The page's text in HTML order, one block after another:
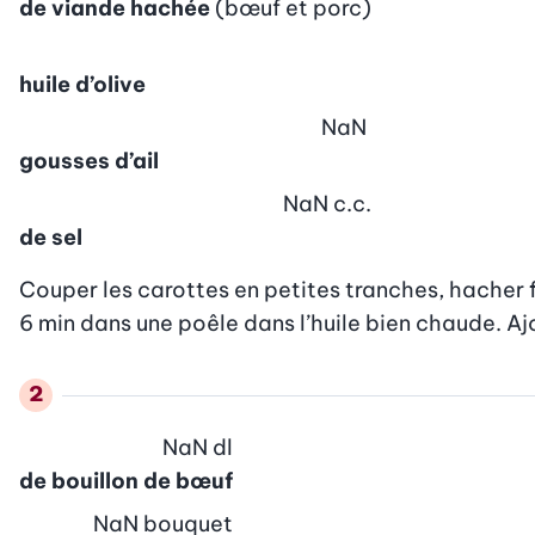
de viande hachée (bœuf et porc)
huile d’olive
gousses d’ail
NaN
de sel
NaN c.c.
Couper les carottes en petites tranches, hacher
6 min dans une poêle dans l’huile bien chaude.
de bouillon de bœuf
NaN dl
NaN bouquet